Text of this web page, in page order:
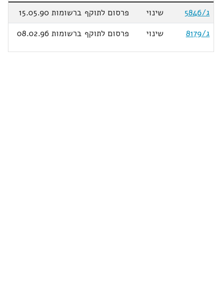
ג/5846
שינוי
פרסום לתוקף ברשומות 15.05.90
ג/8179
שינוי פרסום לתוקף ברשומות 08.02.96